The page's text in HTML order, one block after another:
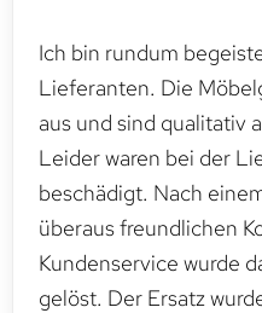
Ich bin rundum
Lieferanten. Die
aus und sind qualitativ
Leider waren bei der
beschädigt. Nach
überaus freundlichen
Kundenservice wurde
gelöst. Der Ersatz